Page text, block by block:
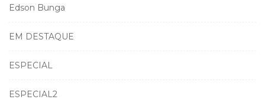
Edson Bunga
EM DESTAQUE
ESPECIAL
ESPECIAL2